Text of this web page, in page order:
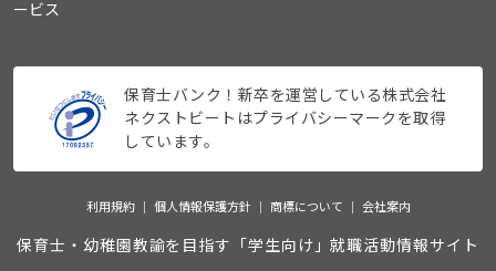
ービス
保育士バンク！新卒を運営している株式会社
ネクストビートはプライバシーマークを取得
しています。
利用規約 個人情報保護方針 商標について 会社案内
保育士・幼稚園教諭を目指す「学生向け」就職活動情報サイト